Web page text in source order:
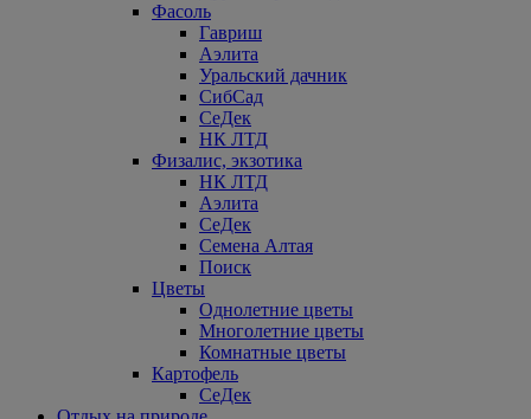
Фасоль
Гавриш
Аэлита
Уральский дачник
СибСад
СеДек
НК ЛТД
Физалис, экзотика
НК ЛТД
Аэлита
СеДек
Семена Алтая
Поиск
Цветы
Однолетние цветы
Многолетние цветы
Комнатные цветы
Картофель
СеДек